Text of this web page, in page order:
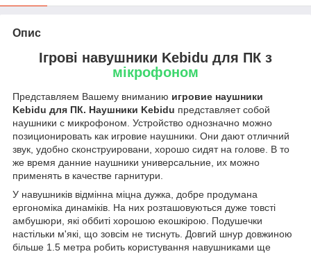
Опис
Ігрові навушники Kebidu для ПК з
мікрофоном
Представляем Вашему вниманию игровие наушники
Kebidu для ПК. Наушники Kebidu представляет собой
наушники с микрофоном. Устройство однозначно можно
позиционировать как игровие наушники. Они дают отличний
звук, удобно сконструировани, хорошо сидят на голове. В то
же время данние наушники универсальние, их можно
применять в качестве гарнитури.
У навушників відмінна міцна дужка, добре продумана
ергономіка динаміків. На них розташовуються дуже товсті
амбушюри, які оббиті хорошою екошкірою. Подушечки
настільки м'які, що зовсім не тиснуть. Довгий шнур довжиною
більше 1.5 метра робить користування навушниками ще